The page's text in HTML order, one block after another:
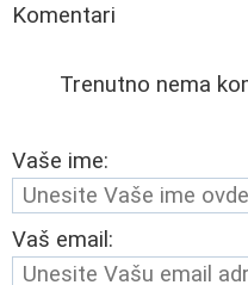
Komentari
Trenutno nema
Vaše ime:
Vaš email: